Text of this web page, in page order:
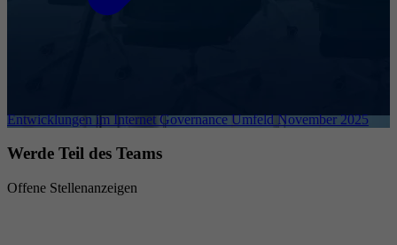
Entwicklungen im Internet Governance Umfeld November 2025
Werde Teil des Teams
Offene Stellenanzeigen